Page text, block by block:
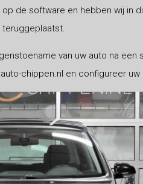
de software en hebben wij in
teruggeplaatst.
van uw auto na een
chippen.nl en configureer